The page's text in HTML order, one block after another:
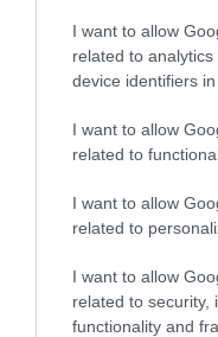
I want to allow
related to
device identifiers in
I want to allow
related to
I want to allow
related to
I want to allow
related to security,
functionality and